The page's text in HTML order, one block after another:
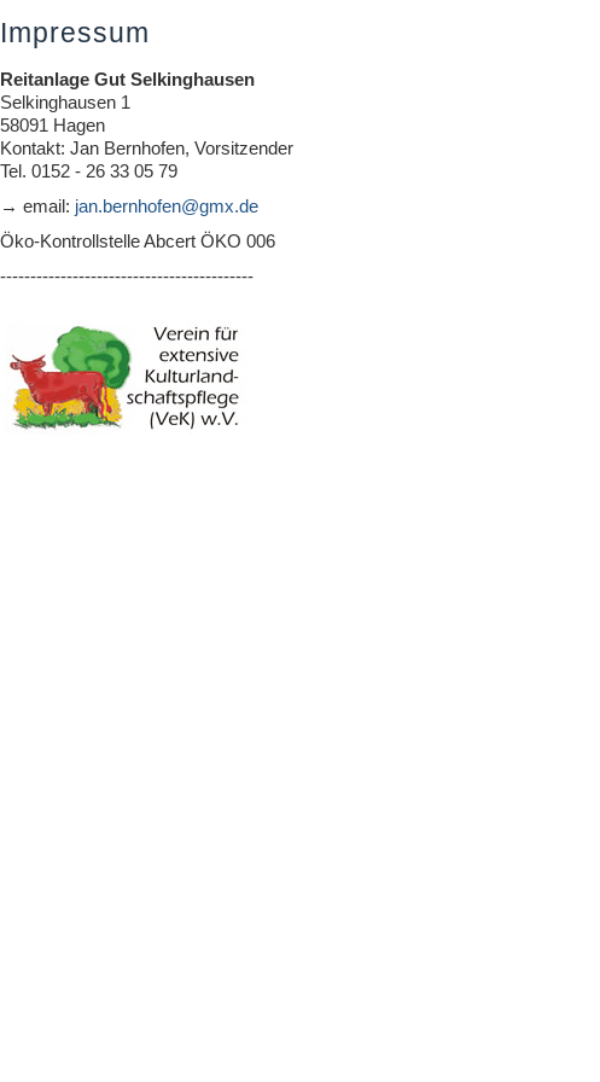
Impressum
Reitanlage Gut Selkinghausen
Selkinghausen 1
58091 Hagen
Kontakt: Jan Bernhofen, Vorsitzender
Tel. 0152 - 26 33 05 79
→ email: jan.bernhofen@gmx.de
Öko-Kontrollstelle Abcert ÖKO 006
------------------------------------------